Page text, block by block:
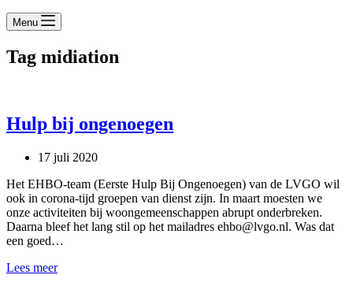
Menu
Tag midiation
Hulp bij ongenoegen
17 juli 2020
Het EHBO-team (Eerste Hulp Bij Ongenoegen) van de LVGO wil
ook in corona-tijd groepen van dienst zijn. In maart moesten we
onze activiteiten bij woongemeenschappen abrupt onderbreken.
Daarna bleef het lang stil op het mailadres ehbo@lvgo.nl. Was dat
een goed…
Lees meerHulp